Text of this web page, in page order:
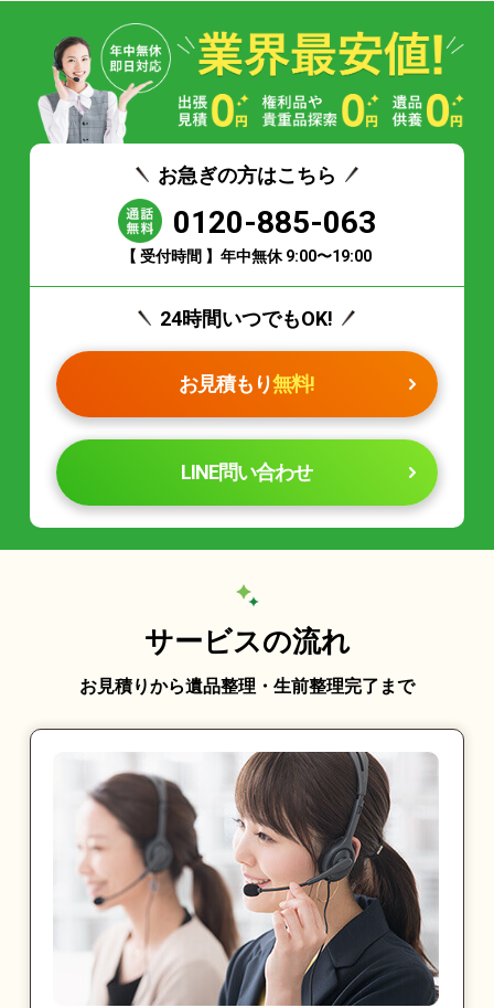
お急ぎの方はこちら
0120-885-063
【 受付時間 】年中無休 9:00〜19:00
24時間いつでもOK!
お見積もり無料!
LINE問い合わせ
サービスの流れ
お見積りから遺品整理・生前整理完了まで